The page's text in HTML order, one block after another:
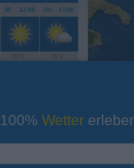
Mi. 12.08. Do. 13.08.
35°C 35°C
Wetter